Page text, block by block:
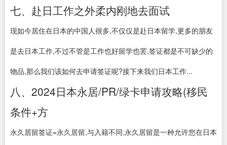
七、赴日工作之外柔内刚地去面试
现如今居住在日本的中国人很多,不仅仅是赴日本留学,更多的朋友
是去日本工作,不过不管是工作也好留学也罢,签证都是不可缺少的
物品,那么我们该如何去申请签证呢?接下来我们日本工作...
八、2024日本永居/PR/绿卡申请攻略(移民
条件+方
永久居留签证=永久居留,与入籍不同,永久居留是一种允许您在日本